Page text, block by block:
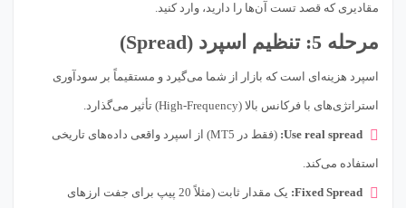
مقادیری که قصد تست آن‌ها را دارید، وارد کنید.
مرحله 5: تنظیم اسپرد (Spread)
اسپرد هزینه‌ای است که بازار از شما می‌گیرد و مستقیماً بر سودآوری
استراتژی‌های با فرکانس بالا (High-Frequency) تأثیر می‌گذارد.
Use real spread: (فقط در MT5) از اسپرد واقعی داده‌های تاریخی
استفاده می‌کند.
Fixed Spread: یک مقدار ثابت (مثلاً 20 پیپ برای جفت ارزهای